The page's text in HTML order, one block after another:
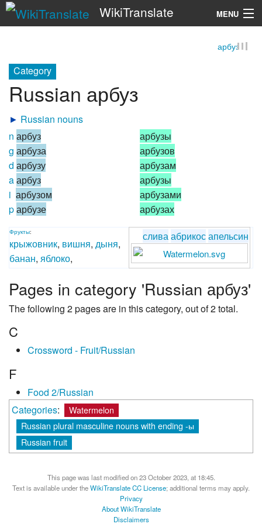
WikiTranslate MENU
арбуз
Category
Russian арбуз
► Russian nouns
n арбуз
g арбуза
d арбузу
aарбуз
i арбузом
pарбузе
арбузы
арбузов
арбузам
арбузы
арбузами
арбузах
сливаабрикосапельсин
Фрукты:
крыжовник, вишня, дыня,
банан, яблоко,
Pages in category 'Russian арбуз'
The following 2 pages are in this category, out of 2 total.
C
Crossword - Fruit/Russian
F
Food 2/Russian
Categories:
Watermelon
Russian plural masculine nouns with ending -ы
Russian fruit
This page was last modified on 23 October 2023, at 18:45.
Text is available under theWikiTranslate CC License; additional terms may apply.
Privacy
About WikiTranslate
Disclaimers